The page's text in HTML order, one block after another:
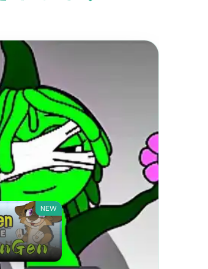
NEW